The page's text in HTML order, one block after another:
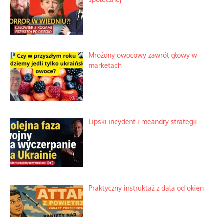
Mrożony owocowy zawrót głowy w
marketach
Lipski incydent i meandry strategii
Praktyczny instruktaż z dala od okien